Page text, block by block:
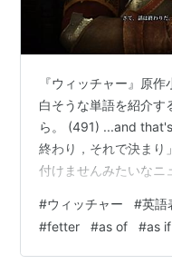
『ウィッチャー』原
白そうな単語を紹介
ら。 (491) ...and
終わり，それで決まり
付けませんみたいな
（楽隊 or 帯）」とは
「禁止（ban）に反す
(493) fetter「拘束す
#ウィッチャー #英語
#fetter #as of #as